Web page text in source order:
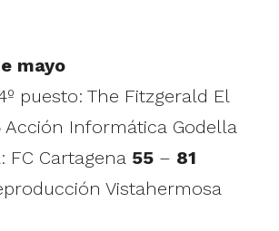
mayo
puesto: The Fitzgerald El
Acción Informática Godella
FC Cartagena 55 – 81
Vistahermosa